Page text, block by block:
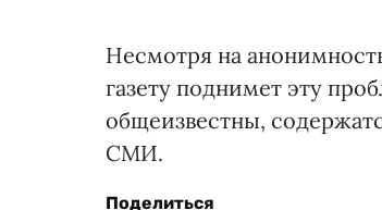
Несмотря на
газету поднимет эту
общеизвестны,
СМИ.
Поделиться